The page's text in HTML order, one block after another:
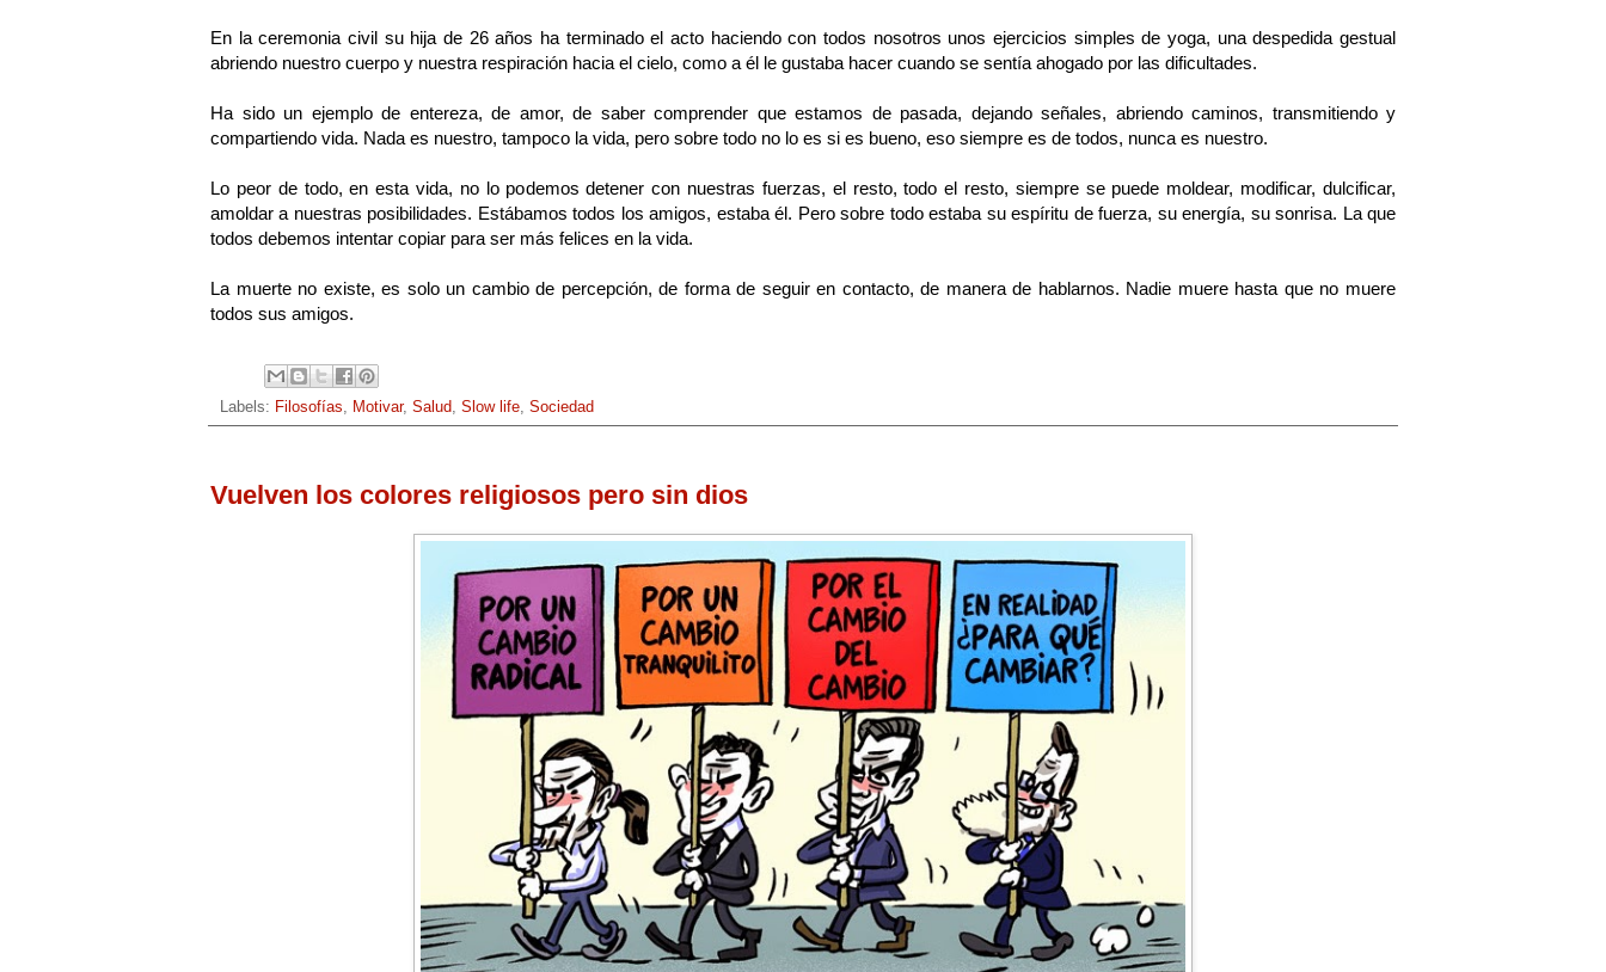
En la ceremonia civil su hija de 26 años ha terminado el acto haciendo con todos nosotros unos ejercicios simples de yoga, una despedida gestual
abriendo nuestro cuerpo y nuestra respiración hacia el cielo, como a él le gustaba hacer cuando se sentía ahogado por las dificultades.
Ha sido un ejemplo de entereza, de amor, de saber comprender que estamos de pasada, dejando señales, abriendo caminos, transmitiendo y
compartiendo vida. Nada es nuestro, tampoco la vida, pero sobre todo no lo es si es bueno, eso siempre es de todos, nunca es nuestro.
Lo peor de todo, en esta vida, no lo podemos detener con nuestras fuerzas, el resto, todo el resto, siempre se puede moldear, modificar, dulcificar,
amoldar a nuestras posibilidades. Estábamos todos los amigos, estaba él. Pero sobre todo estaba su espíritu de fuerza, su energía, su sonrisa. La que
todos debemos intentar copiar para ser más felices en la vida.
La muerte no existe, es solo un cambio de percepción, de forma de seguir en contacto, de manera de hablarnos. Nadie muere hasta que no muere
todos sus amigos.
Labels: Filosofías Motivar, Salud Slow life Sociedad
Vuelven los colores religiosos pero sin dios